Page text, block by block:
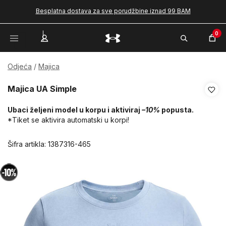
Besplatna dostava za sve porudžbine iznad 99 BAM
0
Odjeća Majica
Majica UA Simple
Ubaci željeni model u korpu i aktiviraj –10% popusta.
*Tiket se aktivira automatski u korpi!
Šifra artikla: 1387316-465